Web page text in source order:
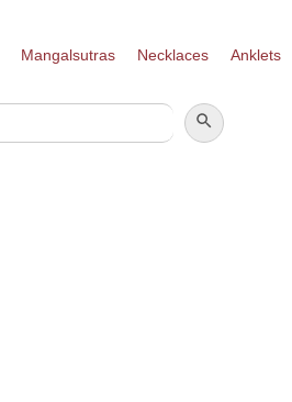
Mangalsutras Necklaces Anklets
SEARCH
FOR:
SEARCH BUTTON